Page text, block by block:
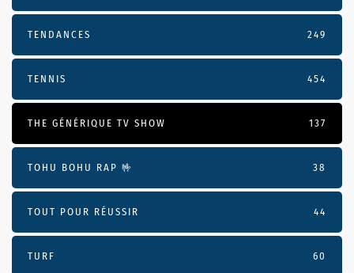
TENDANCES 249
TENNIS 454
THE GÉNÉRIQUE TV SHOW 137
TOHU BOHU RAP 🤟 38
TOUT POUR RÉUSSIR 44
TURF 60